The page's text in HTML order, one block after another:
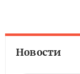
Новости